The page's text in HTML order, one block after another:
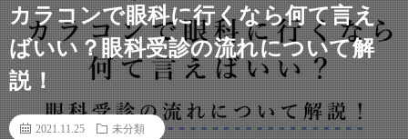
カラコンで眼科に行くなら何て言え
ばいい？眼科受診の流れについて解
説！
2021.11.25 未分類